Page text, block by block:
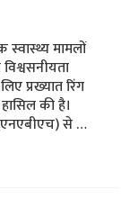
मामलों
प्रख्यात रिंग
की है।
(एनएबीएच) से …